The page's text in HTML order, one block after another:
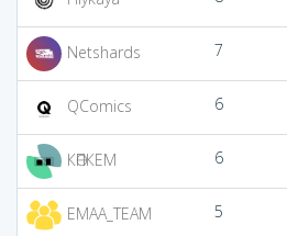
Netshards 7
QComics 6
КӨПКЕМ 6
EMAA_TEAM 5